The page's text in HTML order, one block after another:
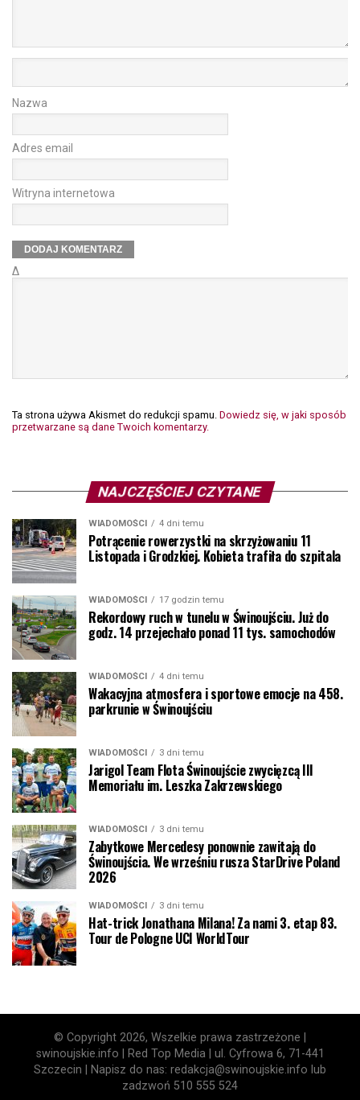
Nazwa
Adres email
Witryna internetowa
Δ
Ta strona używa Akismet do redukcji spamu. Dowiedz się, w jaki sposób
przetwarzane są dane Twoich komentarzy.
NAJCZĘŚCIEJ CZYTANE
WIADOMOŚCI 4 dni temu
Potrącenie rowerzystki na skrzyżowaniu 11
Listopada i Grodzkiej. Kobieta trafiła do szpitala
WIADOMOŚCI 17 godzin temu
Rekordowy ruch w tunelu w Świnoujściu. Już do
godz. 14 przejechało ponad 11 tys. samochodów
WIADOMOŚCI 4 dni temu
Wakacyjna atmosfera i sportowe emocje na 458.
parkrunie w Świnoujściu
WIADOMOŚCI 3 dni temu
Jarigol Team Flota Świnoujście zwycięzcą III
Memoriału im. Leszka Zakrzewskiego
WIADOMOŚCI 3 dni temu
Zabytkowe Mercedesy ponownie zawitają do
Świnoujścia. We wrześniu rusza StarDrive Poland
2026
WIADOMOŚCI 3 dni temu
Hat-trick Jonathana Milana! Za nami 3. etap 83.
Tour de Pologne UCI WorldTour
© Copyright 2026, Wszelkie prawa zastrzeżone |
swinoujskie.info | Red Top Media | ul. Cyfrowa 6, 71-441
Szczecin | Napisz do nas: redakcja@swinoujskie.info lub
zadzwoń 510 555 524